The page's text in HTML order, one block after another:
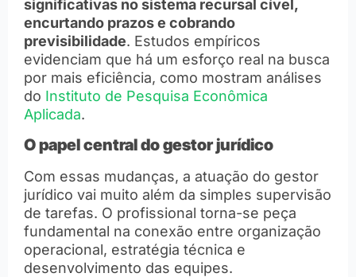
significativas no sistema recursal cível,
encurtando prazos e cobrando
previsibilidade. Estudos empíricos
evidenciam que há um esforço real na busca
por mais eficiência, como mostram análises
do Instituto de Pesquisa Econômica
Aplicada.
O papel central do gestor jurídico
Com essas mudanças, a atuação do gestor
jurídico vai muito além da simples supervisão
de tarefas. O profissional torna-se peça
fundamental na conexão entre organização
operacional, estratégia técnica e
desenvolvimento das equipes.